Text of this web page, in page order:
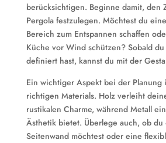
berücksichtigen. Beginne damit, den
Pergola festzulegen. Möchtest du
Bereich zum Entspannen schaffen
Küche vor Wind schützen? Sobald
definiert hast, kannst du mit der
Ein wichtiger Aspekt bei der Planung
richtigen Materials. Holz verleiht
rustikalen Charme, während Metall
Ästhetik bietet. Überlege auch, ob du
Seitenwand möchtest oder eine